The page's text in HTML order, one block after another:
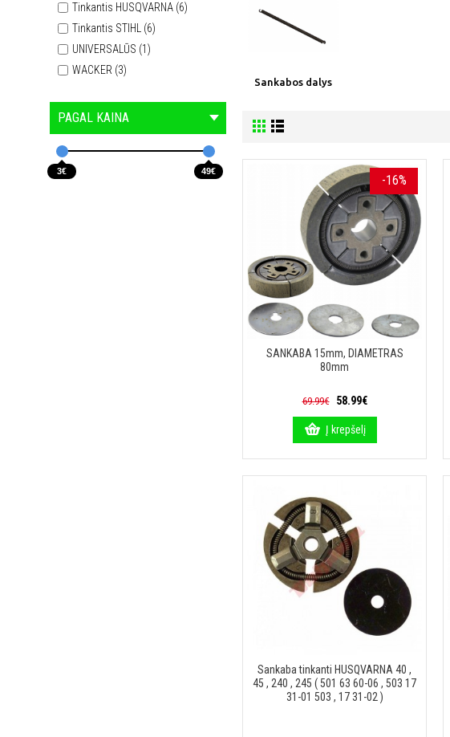
Tinkantis HUSQVARNA (6)
Tinkantis STIHL (6)
UNIVERSALŪS (1)
WACKER (3)
PAGAL KAINA
3€ 49€
Sankabos dalys
-16%
SANKABA 15mm, DIAMETRAS
80mm
69.99€ 58.99€
Į krepšelį
Sankaba tinkanti HUSQVARNA 40 ,
45 , 240 , 245 ( 501 63 60-06 , 503 17
31-01 503 , 17 31-02 )